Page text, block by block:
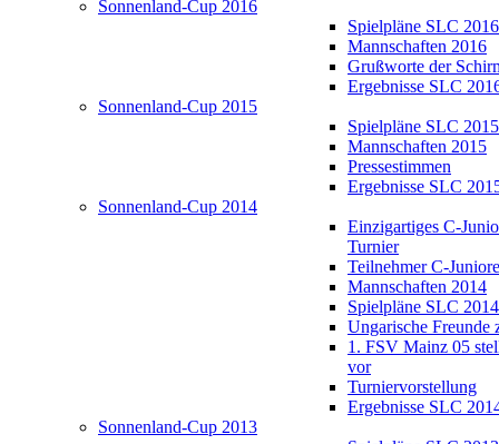
Sonnenland-Cup 2016
Spielpläne SLC 2016
Mannschaften 2016
Grußworte der
Ergebnisse SLC
Sonnenland-Cup 2015
Spielpläne SLC 2015
Mannschaften 2015
Pressestimmen
Ergebnisse SLC
Sonnenland-Cup 2014
Einzigartiges C-
Turnier
Teilnehmer C-
Mannschaften 2014
Spielpläne SLC 2014
Ungarische Freunde
1. FSV Mainz 05
vor
Turniervorstellung
Ergebnisse SLC
Sonnenland-Cup 2013